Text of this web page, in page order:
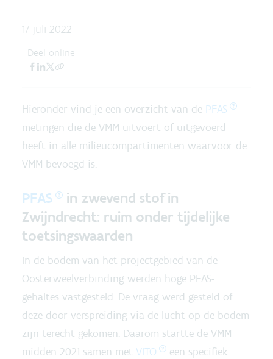
17 juli 2022
Deel online
Hieronder vind je een overzicht van de PFAS
-
metingen die de VMM uitvoert of uitgevoerd
heeft in alle milieucompartimenten waarvoor de
VMM bevoegd is.
PFAS in zwevend stof in
Zwijndrecht: ruim onder tijdelijke
toetsingswaarden
In de bodem van het projectgebied van de
Oosterweelverbinding werden hoge PFAS-
gehaltes vastgesteld. De vraag werd gesteld of
deze door verspreiding via de lucht op de bodem
zijn terecht gekomen. Daarom startte de VMM
midden 2021 samen met VITO
een specifiek